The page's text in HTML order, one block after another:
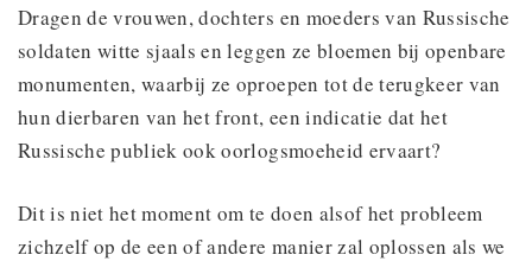
Dragen de vrouwen, dochters en moeders van Russische
soldaten witte sjaals en leggen ze bloemen bij openbare
monumenten, waarbij ze oproepen tot de terugkeer van
hun dierbaren van het front, een indicatie dat het
Russische publiek ook oorlogsmoeheid ervaart?
Dit is niet het moment om te doen alsof het probleem
zichzelf op de een of andere manier zal oplossen als we